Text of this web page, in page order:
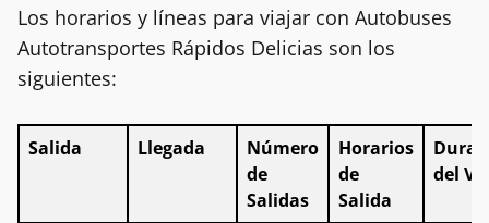
Los horarios y líneas para viajar con Autobuses
Autotransportes Rápidos Delicias son los
siguientes:
Salida Llegada
Número
de
Salidas
Horarios
de
Salida
del